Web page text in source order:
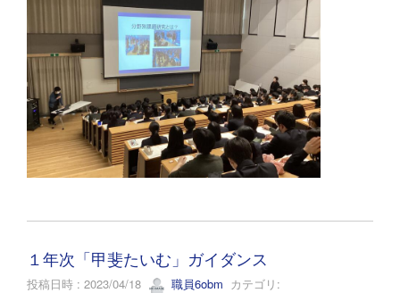
１年次「甲斐たいむ」ガイダンス
投稿日時 : 2023/04/18 職員6obm カテゴリ: